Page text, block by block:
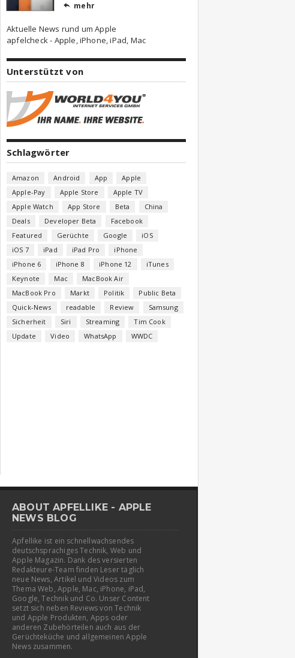
 mehr
Aktuelle News rund um Apple
apfelcheck - Apple, iPhone, iPad, Mac
Unterstützt von
Schlagwörter
Amazon Android App
Apple
Apple-Pay
Apple Store
Apple TV
Apple Watch
App Store Beta
China
Deals
Developer Beta
Facebook
Featured
Gerüchte Google
iOS
iOS 7
iPad iPad Pro
iPhone
iPhone 6
iPhone 8 iPhone 12
iTunes
Keynote
Mac
MacBook Air
MacBook Pro
Markt Politik
Public Beta
Quick-News
readable Review
Samsung
Sicherheit
Siri Streaming
Tim Cook
Update
Video WhatsApp WWDC
ABOUT APFELLIKE - APPLE
NEWS BLOG
Apfellike ist ein schnellwachsendes
deutschsprachiges Technik, Web und
Apple Magazin. Dank des versierten
Redakteure-Team finden Leser täglich
neue News, Artikel und Videos zum
Thema Web, Apple, Mac, iPhone, iPad,
Google, Technik und Co. Unser Content
setzt sich neben Reviews von Technik
und Apple Produkten, Apps oder
anderen Zubehörteilen auch aus der
Gerüchteküche und allgemeinen Apple
News zusammen.